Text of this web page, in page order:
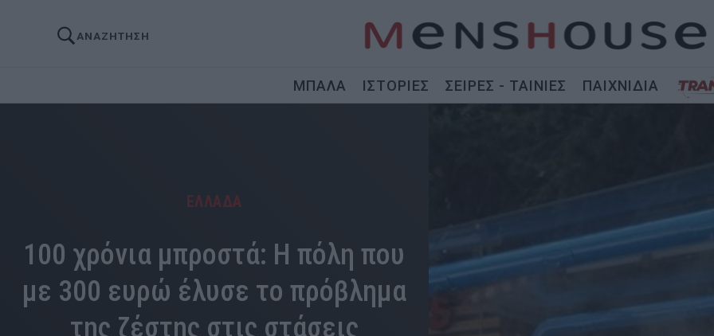
ΑΝΑΖΗΤΗΣΗ
ΜΠΑΛΑ ΙΣΤΟΡΙΕΣ ΣΕΙΡΕΣ - ΤΑΙΝΙΕΣ ΠΑΙΧΝΙΔΙΑ
ΕΛΛΑΔΑ
100 χρόνια μπροστά: Η πόλη που
με 300 ευρώ έλυσε το πρόβλημα
της ζέστης στις στάσεις